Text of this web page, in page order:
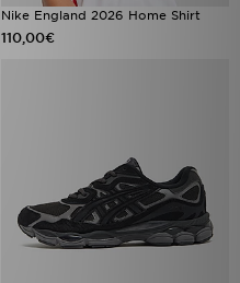
Nike England 2026 Home Shirt
110,00€